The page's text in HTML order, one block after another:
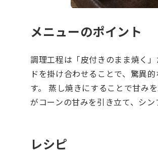
メニューのポイント
調理工程は「皮付きのまま焼く
ドを掛け合わせることで、驚異
す。 蒸し焼きにすることで甘み
がコーンの甘みを引き立て、シ
レシピ